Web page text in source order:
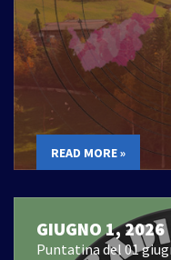
READ MORE »
GIUGNO 1, 2026
Puntatina del 01